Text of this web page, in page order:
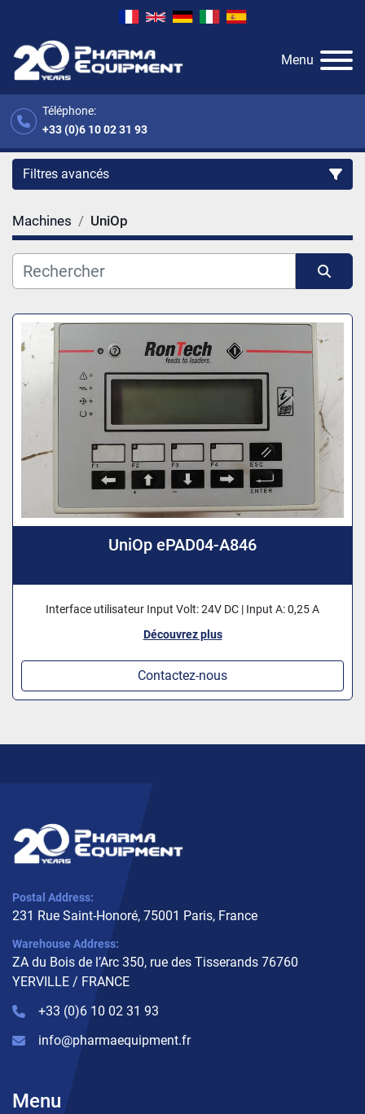
Téléphone:
+33 (0)6 10 02 31 93
Menu
Filtres avancés
Catégorie
Fabricant
Machines UniOp
UniOp ePAD04-A846
Interface utilisateur Input Volt: 24V DC | Input A: 0,25 A
Découvrez plus
Contactez-nous
Postal Address:
231 Rue Saint-Honoré, 75001 Paris, France
Warehouse Address:
ZA du Bois de l’Arc 350, rue des Tisserands 76760
YERVILLE / FRANCE
+33 (0)6 10 02 31 93
info@pharmaequipment.fr
Menu